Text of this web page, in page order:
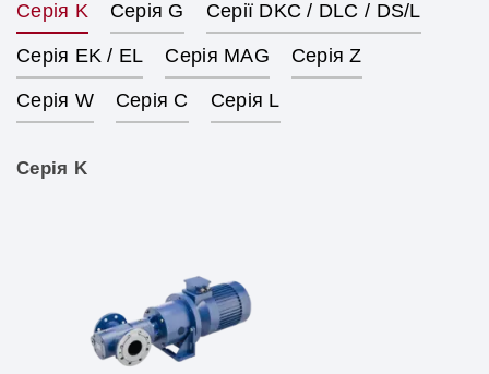
Серія K Серія G Серії DKC / DLC / DS/L
Серія EK / EL Серія MAG Серія Z
Серія W Серія C Серія L
Серія K